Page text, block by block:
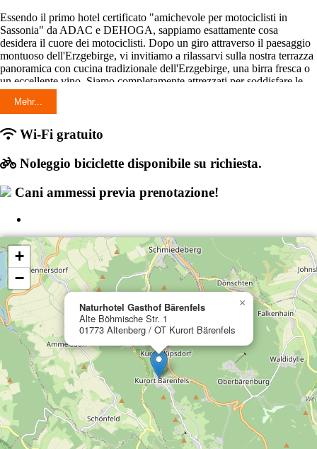
Essendo il primo hotel certificato "amichevole per motociclisti in
Sassonia" da ADAC e DEHOGA, sappiamo esattamente cosa
desidera il cuore dei motociclisti. Dopo un giro attraverso il paesaggio
montuoso dell'Erzgebirge, vi invitiamo a rilassarvi sulla nostra terrazza
panoramica con cucina tradizionale dell'Erzgebirge, una birra fresca o
un eccellente vino. Siamo completamente attrezzati per soddisfare le
senza preoccupazioni: garage, parcheggi per rimorchi, locali asciutti,
tour e informazioni dettagliate per i motociclisti. Inoltre, vi forniamo
gratuitamente mappe dei tour, e in caso di necessità, le nostre aziende
partner sono pronte ad assistervi.
viaggio - Jan Kempe & team del Natur-Hotel "Gasthof Bärenfels".
Mehr...
Wi-Fi gratuito
Noleggio biciclette disponibile su richiesta.
Cani ammessi previa prenotazione!
Naturhotel Gasthof Bärenfels
Alte Böhmische Str. 1
01773 Altenberg / OT Kurort Bärenfels
×
+
−